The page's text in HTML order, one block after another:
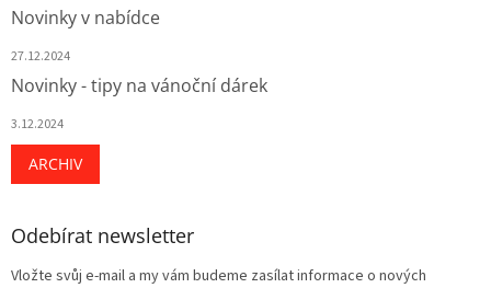
Novinky v nabídce
27.12.2024
Novinky - tipy na vánoční dárek
3.12.2024
ARCHIV
Odebírat newsletter
Vložte svůj e-mail a my vám budeme zasílat informace o nových